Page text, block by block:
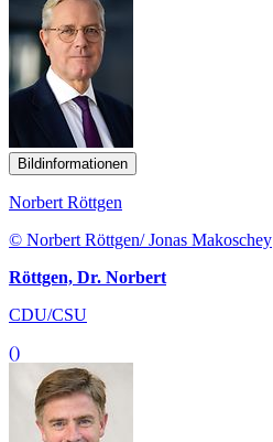
Bildinformationen
Norbert Röttgen
© Norbert Röttgen/ Jonas Makoschey
Röttgen, Dr. Norbert
CDU/CSU
()